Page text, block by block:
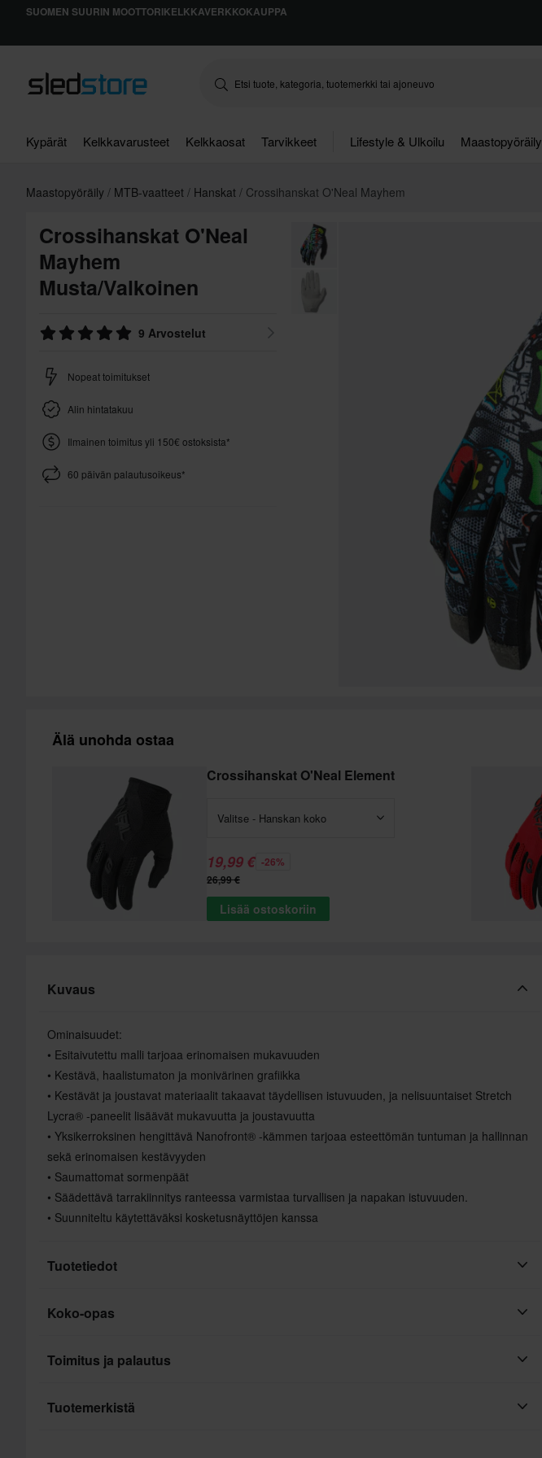
SUOMEN SUURIN MOOTTORIKELKKAVERKKOKAUPPA
Kypärät Kelkkavarusteet Kelkkaosat Tarvikkeet Lifestyle & Ulkoilu Maastopyöräily
Maastopyöräily MTB-vaatteet Hanskat Crossihanskat O'Neal Mayhem
Crossihanskat O'Neal
Mayhem
Musta/Valkoinen
9 Arvostelut
Nopeat toimitukset
Alin hintatakuu
Ilmainen toimitus yli 150€ ostoksista*
60 päivän palautusoikeus*
Älä unohda ostaa
Crossihanskat O'Neal Element
Valitse - Hanskan koko
19,99 € -26%
26,99 €
Lisää ostoskoriin
Kuvaus
Ominaisuudet:
• Esitaivutettu malli tarjoaa erinomaisen mukavuuden
• Kestävä, haalistumaton ja monivärinen grafiikka
• Kestävät ja joustavat materiaalit takaavat täydellisen istuvuuden, ja nelisuuntaiset Stretch
Lycra® -paneelit lisäävät mukavuutta ja joustavuutta
• Yksikerroksinen hengittävä Nanofront® -kämmen tarjoaa esteettömän tuntuman ja hallinnan
sekä erinomaisen kestävyyden
• Saumattomat sormenpäät
• Säädettävä tarrakiinnitys ranteessa varmistaa turvallisen ja napakan istuvuuden.
• Suunniteltu käytettäväksi kosketusnäyttöjen kanssa
Tuotetiedot
Merkki
Hanskojen ominaisuudet Kosketusnäyttö
Koko-opas
Toimitus ja palautus
Nopeat toimitukset
Tuotemerkistä